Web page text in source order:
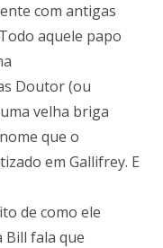
com antigas
aquele papo
Doutor (ou
velha briga
que o
em Gallifrey. E
de como ele
Bill fala que